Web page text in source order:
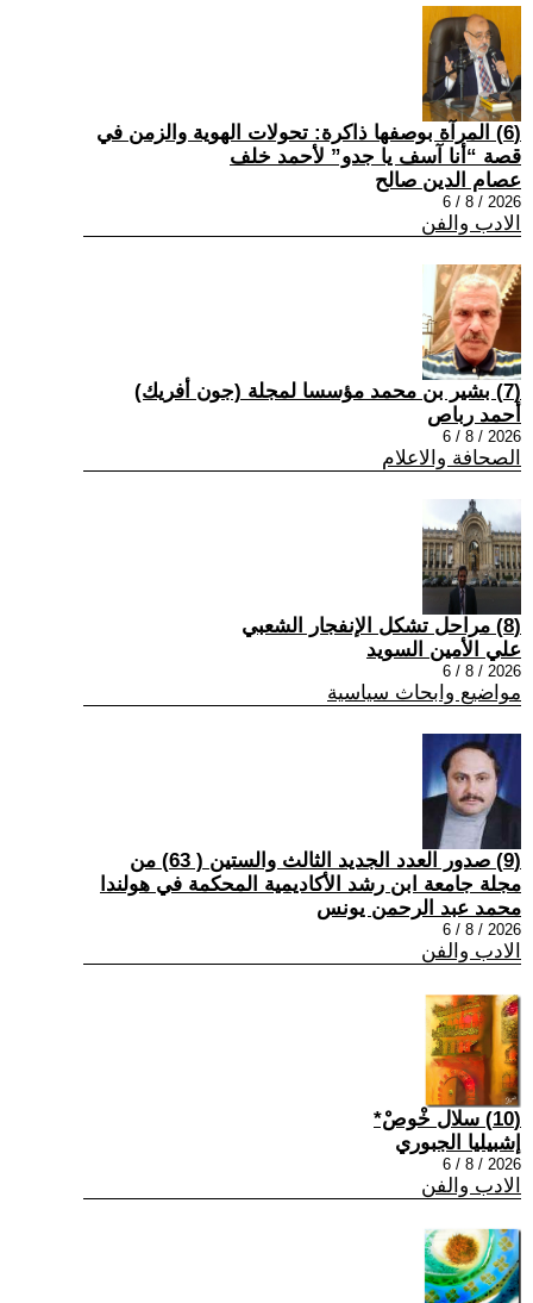
(6) المرآة بوصفها ذاكرة: تحولات الهوية والزمن في
قصة “أنا آسف يا جدو” لأحمد خلف
عصام الدين صالح
2026 / 8 / 6
الادب والفن
(7) بشير بن محمد مؤسسا لمجلة (جون أفريك)
أحمد رباص
2026 / 8 / 6
الصحافة والاعلام
(8) مراحل تشكل الإنفجار الشعبي
علي الأمين السويد
2026 / 8 / 6
مواضيع وابحاث سياسية
(9) صدور العدد الجديد الثالث والستين ( 63) من
مجلة جامعة ابن رشد الأكاديمية المحكمة في هولندا
محمد عبد الرحمن يونس
2026 / 8 / 6
الادب والفن
(10) سلال خْوصْ*
إشبيليا الجبوري
2026 / 8 / 6
الادب والفن